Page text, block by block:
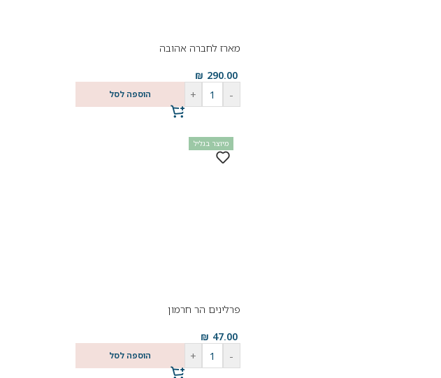
מארז לחברה אהובה
290.00
₪
-
+ הוספה לסל
מיוצר בגליל
פרלינים הר חרמון
47.00
₪
-
+ הוספה לסל